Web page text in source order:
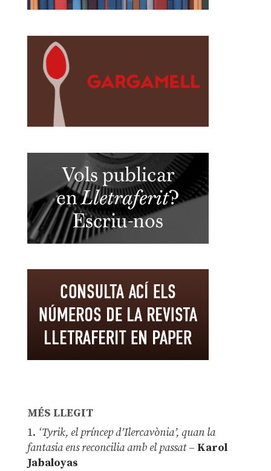
MÉS LLEGIT
1. ‘Tyrik, el príncep d’Ilercavònia’, quan la
fantasia ens reconcilia amb el passat– Karol
Jabaloyas